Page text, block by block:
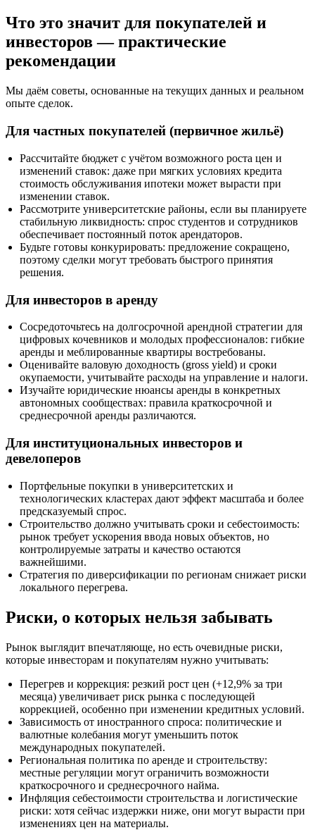
Что это значит для покупателей и
инвесторов — практические
рекомендации
Мы даём советы, основанные на текущих данных и реальном
опыте сделок.
Для частных покупателей (первичное жильё)
Рассчитайте бюджет с учётом возможного роста цен и
изменений ставок: даже при мягких условиях кредита
стоимость обслуживания ипотеки может вырасти при
изменении ставок.
Рассмотрите университетские районы, если вы планируете
стабильную ликвидность: спрос студентов и сотрудников
обеспечивает постоянный поток арендаторов.
Будьте готовы конкурировать: предложение сокращено,
поэтому сделки могут требовать быстрого принятия
решения.
Для инвесторов в аренду
Сосредоточьтесь на долгосрочной арендной стратегии для
цифровых кочевников и молодых профессионалов: гибкие
аренды и меблированные квартиры востребованы.
Оценивайте валовую доходность (gross yield) и сроки
окупаемости, учитывайте расходы на управление и налоги.
Изучайте юридические нюансы аренды в конкретных
автономных сообществах: правила краткосрочной и
среднесрочной аренды различаются.
Для институциональных инвесторов и
девелоперов
Портфельные покупки в университетских и
технологических кластерах дают эффект масштаба и более
предсказуемый спрос.
Строительство должно учитывать сроки и себестоимость:
рынок требует ускорения ввода новых объектов, но
контролируемые затраты и качество остаются
важнейшими.
Стратегия по диверсификации по регионам снижает риски
локального перегрева.
Риски, о которых нельзя забывать
Рынок выглядит впечатляюще, но есть очевидные риски,
которые инвесторам и покупателям нужно учитывать:
Перегрев и коррекция: резкий рост цен (+12,9% за три
месяца) увеличивает риск рынка с последующей
коррекцией, особенно при изменении кредитных условий.
Зависимость от иностранного спроса: политические и
валютные колебания могут уменьшить поток
международных покупателей.
Региональная политика по аренде и строительству:
местные регуляции могут ограничить возможности
краткосрочного и среднесрочного найма.
Инфляция себестоимости строительства и логистические
риски: хотя сейчас издержки ниже, они могут вырасти при
изменениях цен на материалы.